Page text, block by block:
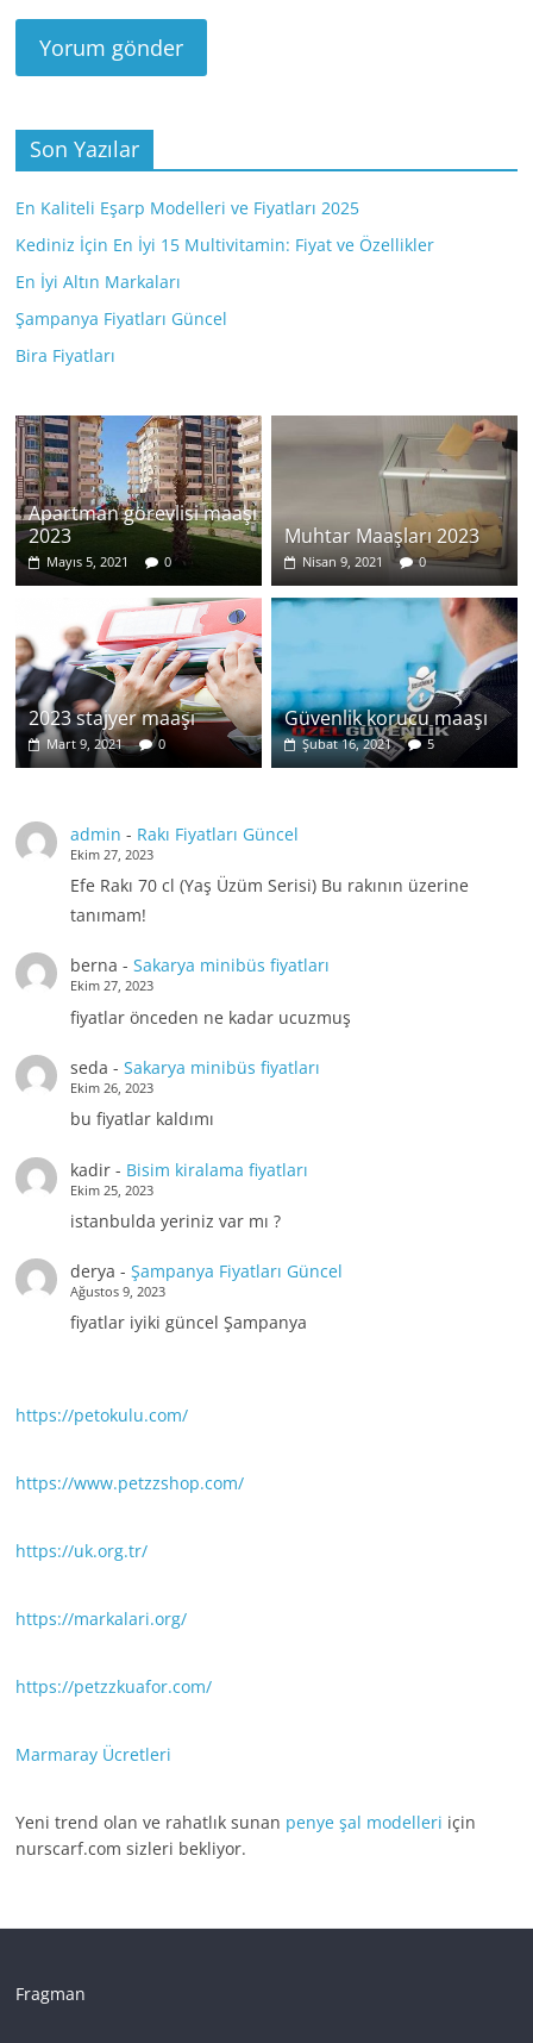
Son Yazılar
En Kaliteli Eşarp Modelleri ve Fiyatları 2025
Kediniz İçin En İyi 15 Multivitamin: Fiyat ve Özellikler
En İyi Altın Markaları
Şampanya Fiyatları Güncel
Bira Fiyatları
Apartman görevlisi maaşı
2023
Mayıs 5, 2021 0
Muhtar Maaşları 2023
Nisan 9, 2021 0
2023 stajyer maaşı
Mart 9, 2021 0
Güvenlik korucu maaşı
Şubat 16, 2021 5
admin - Rakı Fiyatları Güncel
Ekim 27, 2023
Efe Rakı 70 cl (Yaş Üzüm Serisi) Bu rakının üzerine
tanımam!
berna - Sakarya minibüs fiyatları
Ekim 27, 2023
fiyatlar önceden ne kadar ucuzmuş
seda - Sakarya minibüs fiyatları
Ekim 26, 2023
bu fiyatlar kaldımı
kadir- Bisim kiralama fiyatları
Ekim 25, 2023
istanbulda yeriniz var mı ?
derya - Şampanya Fiyatları Güncel
Ağustos 9, 2023
fiyatlar iyiki güncel Şampanya
https://petokulu.com/
https://www.petzzshop.com/
https://uk.org.tr/
https://markalari.org/
https://petzzkuafor.com/
Marmaray Ücretleri
Yeni trend olan ve rahatlık sunan penye şal modelleri için
nurscarf.com sizleri bekliyor.
Fragman